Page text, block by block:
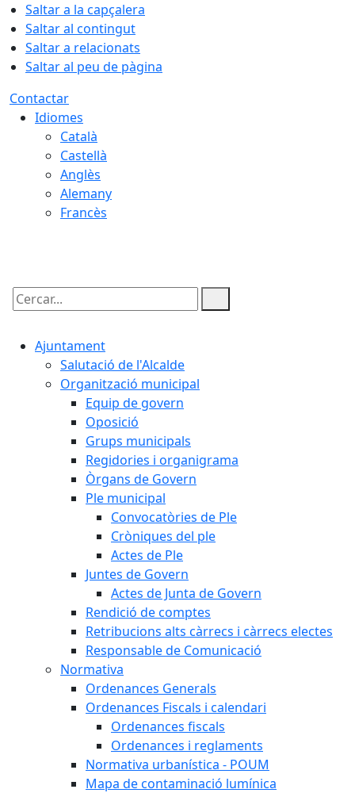
Saltar a la capçalera
Saltar al contingut
Saltar a relacionats
Saltar al peu de pàgina
Contactar
Idiomes
Català
Castellà
Anglès
Alemany
Francès
Cercar:
Ajuntament
Salutació de l'Alcalde
Organització municipal
Equip de govern
Oposició
Grups municipals
Regidories i organigrama
Òrgans de Govern
Ple municipal
Convocatòries de Ple
Cròniques del ple
Actes de Ple
Juntes de Govern
Actes de Junta de Govern
Rendició de comptes
Retribucions alts càrrecs i càrrecs electes
Responsable de Comunicació
Normativa
Ordenances Generals
Ordenances Fiscals i calendari
Ordenances fiscals
Ordenances i reglaments
Normativa urbanística - POUM
Mapa de contaminació lumínica